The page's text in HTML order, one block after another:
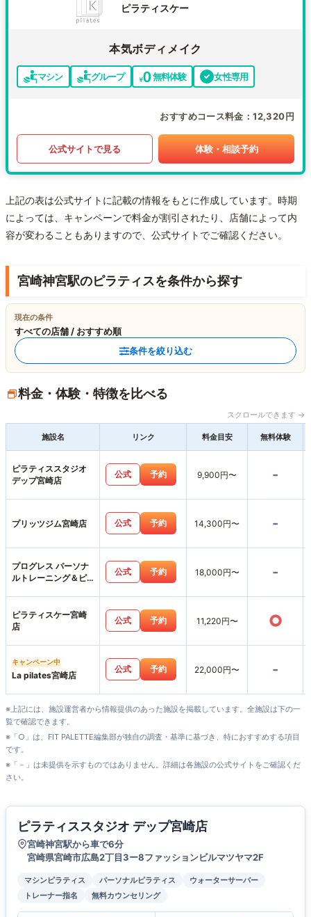
ピラティスケー
本気ボディメイク
マシン グループ 無料体験 女性専用
おすすめコース料金 12,320円
公式サイトで見る 体験・相談予約
上記の表は公式サイトに記載の情報をもとに作成しています。時期
によっては、キャンペーンで料金が割引されたり、店舗によって内
容が変わることもありますので、公式サイトでご確認ください。
宮崎神宮駅のピラティスを条件から探す
現在の条件
すべての店舗 / おすすめ順
条件を絞り込む
料金・体験・特徴を比べる
スクロールできます →
施設名 リンク 料金目安 無料体験
ピラティススタジオ
デップ宮崎店
公式 予約 9,900円〜 -
プリッツジム宮崎店 公式 予約 14,300円〜 -
プログレス パーソナ
ルトレーニング＆ピ
公式 予約 18,000円〜 -
ピラティスケー宮崎
店
公式 予約 11,220円〜 ○
キャンペーン中
La pilates宮崎店
公式 予約 22,000円〜 -
※上記には、施設運営者から情報提供のあった施設を掲載しています。全施設は下の一
覧で確認できます。
※「○」は、FIT PALETTE編集部が独自の調査・基準に基づき、特におすすめする項目
です。
※「－」は未提供を示すものではありません。詳細は各施設の公式サイトをご確認くだ
さい。
ピラティススタジオ デップ宮崎店
宮崎神宮駅から車で6分
宮崎県宮崎市広島2丁目3ー8ファッションビルマツヤマ2F
マシンピラティス パーソナルピラティス
ウォーターサーバー
トレーナー指名
無料カウンセリング